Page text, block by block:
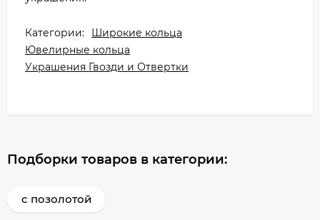
Категории:
Широкие кольца
Ювелирные кольца
Украшения Гвозди и Отвертки
Подборки товаров в категории:
с позолотой